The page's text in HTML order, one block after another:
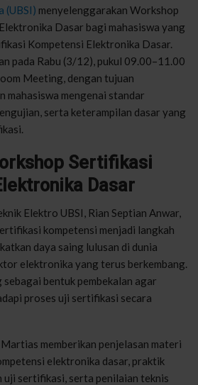
(UBSI) menyelenggarakan Workshop
Elektronika Dasar bagi mahasiswa yang
Kompetensi Elektronika Dasar.
pada Rabu (3/12), pukul 09.00–11.00
Meeting, dengan tujuan
mahasiswa mengenai standar
, serta keterampilan dasar yang
.
Sertifikasi
Dasar
Elektro UBSI, Rian Septian Anwar,
kompetensi menjadi langkah
daya saing lulusan di dunia
elektronika yang terus berkembang.
sebagai bentuk pembekalan agar
proses uji sertifikasi secara
Martias memberikan penjelasan materi
elektronika dasar, praktik
uji sertifikasi, serta penilaian teknis